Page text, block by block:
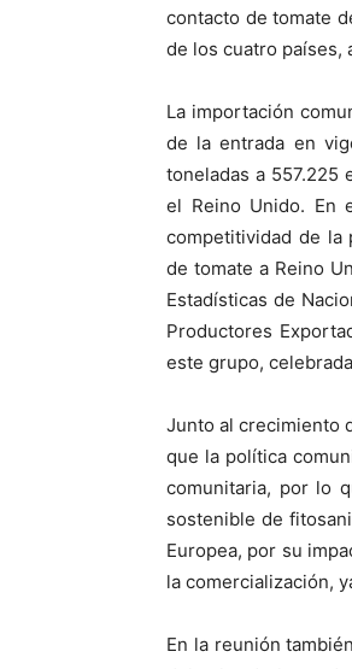
contacto de tomate
de los cuatro países,
La importación
de la entrada en
toneladas a 557.225
el Reino Unido. En
competitividad de la
de tomate a Reino
Estadísticas de
Productores
este grupo,
Junto al crecimiento
que la política
comunitaria, por lo
sostenible de
Europea, por su
la comercialización,
En la reunión